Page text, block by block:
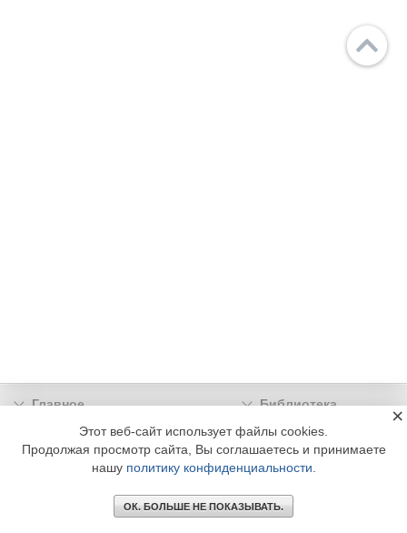
Главное
Библиотека
Подписка
Реклама
Информация
© 2002 - 2026 OOO Издательский дом «МЕДИА ТЕХНОЛОДЖИ» +7 (495) 665-00-
Этот веб-сайт использует файлы cookies.
Продолжая просмотр сайта, Вы соглашаетесь и принимаете
нашу политику конфиденциальности
ОК. БОЛЬШЕ НЕ ПОКАЗЫВАТЬ.
×